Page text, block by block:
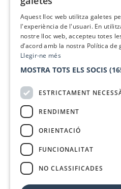
Aquest lloc web utilitza galetes
l'experiència de l'usuari. En
nostre lloc web, accepteu totes
d’acord amb la nostra Política de
Llegir-ne més
MOSTRA TOTS ELS SOCIS
ESTRICTAMENT
RENDIMENT
ORIENTACIÓ
FUNCIONALITAT
NO CLASSIFICADES